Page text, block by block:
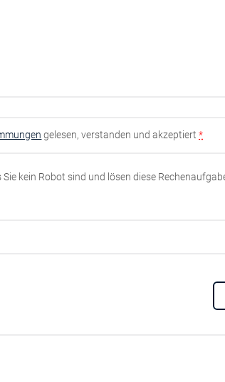
gelesen, verstanden und akzeptiert*
kein Robot sind und lösen diese